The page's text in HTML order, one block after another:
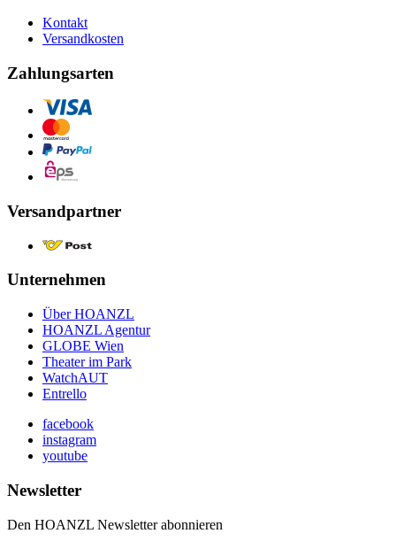
Kontakt
Versandkosten
Zahlungsarten
Versandpartner
Unternehmen
Über HOANZL
HOANZL Agentur
GLOBE Wien
Theater im Park
WatchAUT
Entrello
facebook
instagram
youtube
Newsletter
Den HOANZL Newsletter abonnieren